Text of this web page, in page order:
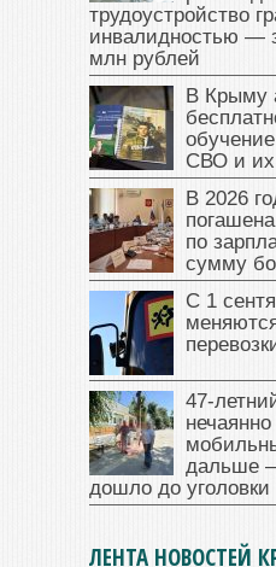
трудоустройство
инвалидностью —
млн рублей
В Крыму
СВО и
В 2026
по
сумму
С 1
дальше
дошло до уголовки
ЛЕНТА НОВОСТЕЙ